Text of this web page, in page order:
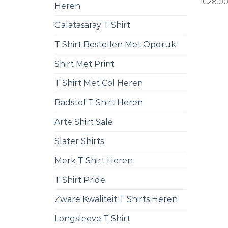
Heren
Galatasaray T Shirt
T Shirt Bestellen Met Opdruk
Shirt Met Print
T Shirt Met Col Heren
Badstof T Shirt Heren
Arte Shirt Sale
Slater Shirts
Merk T Shirt Heren
T Shirt Pride
Zware Kwaliteit T Shirts Heren
Longsleeve T Shirt